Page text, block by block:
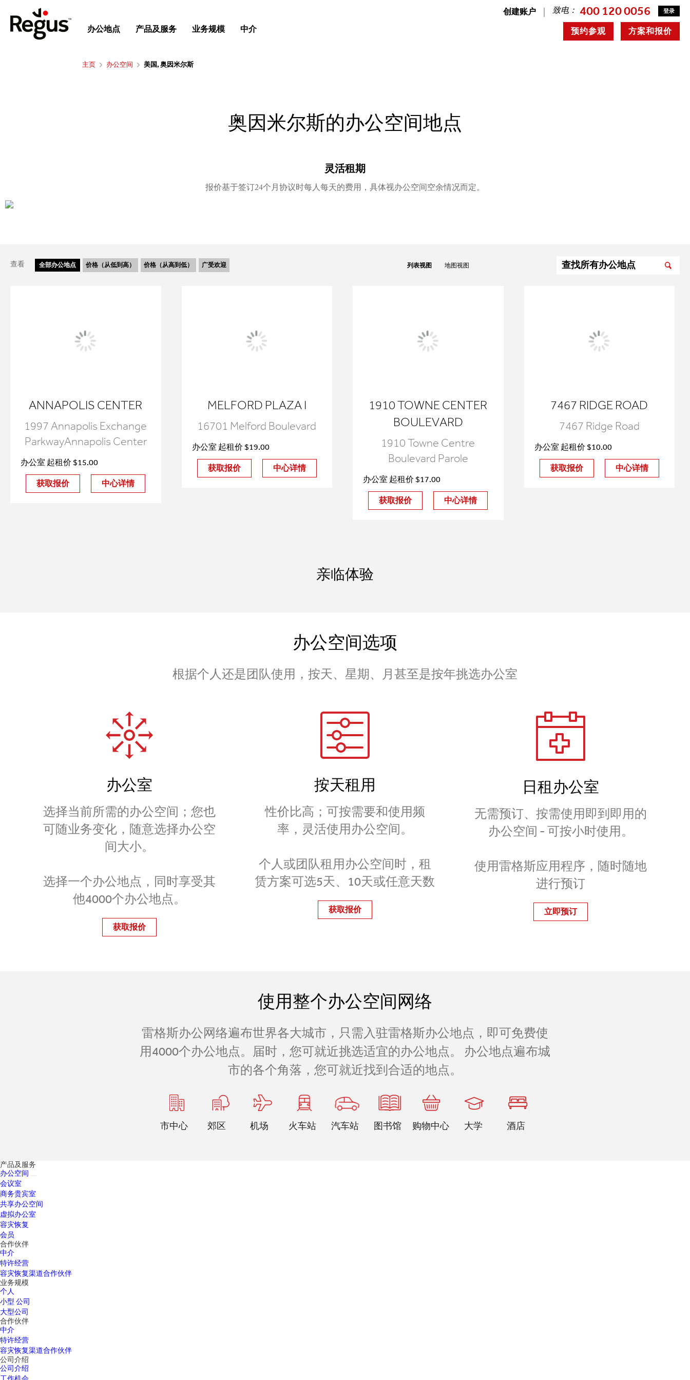
创建账户 致电： 400 120 0056 登录
方案和报价
预约参观
办公地点 产品及服务 业务规模 中介
主页 办公空间 美国, 奥因米尔斯
奥因米尔斯的办公空间地点
灵活租期
报价基于签订24个月协议时每人每天的费用，具体视办公空间空余情况而定。
查看 全部办公地点 价格（从低到高） 价格（从高到低） 广受欢迎 列表视图 地图视图
ANNAPOLIS CENTER
1997 Annapolis Exchange
ParkwayAnnapolis Center
办公室 起租价 $15.00
获取报价 中心详情
MELFORD PLAZA I
16701 Melford Boulevard
办公室 起租价 $19.00
获取报价 中心详情
1910 TOWNE CENTER
BOULEVARD
1910 Towne Centre
Boulevard Parole
办公室 起租价 $17.00
获取报价 中心详情
7467 RIDGE ROAD
7467 Ridge Road
办公室 起租价 $10.00
获取报价 中心详情
亲临体验
办公空间选项
根据个人还是团队使用，按天、星期、月甚至是按年挑选办公室
办公室
选择当前所需的办公空间；您也
可随业务变化，随意选择办公空
间大小。
选择一个办公地点，同时享受其
他4000个办公地点。
获取报价
按天租用
性价比高；可按需要和使用频
率，灵活使用办公空间。
个人或团队租用办公空间时，租
赁方案可选5天、10天或任意天数
获取报价
日租办公室
无需预订、按需使用即到即用的
办公空间 - 可按小时使用。
使用雷格斯应用程序，随时随地
进行预订
立即预订
使用整个办公空间网络
雷格斯办公网络遍布世界各大城市，只需入驻雷格斯办公地点，即可免费使
用4000个办公地点。届时，您可就近挑选适宜的办公地点。 办公地点遍布城
市的各个角落，您可就近找到合适的地点。
市中心 郊区 机场 火车站 汽车站 图书馆 购物中心 大学 酒店
产品及服务
办公空间
会议室
商务贵宾室
共享办公空间
虚拟办公室
容灾恢复
会员
合作伙伴
中介
特许经营
容灾恢复渠道合作伙伴
业务规模
个人
小型 公司
大型公司
合作伙伴
中介
特许经营
容灾恢复渠道合作伙伴
公司介绍
公司介绍